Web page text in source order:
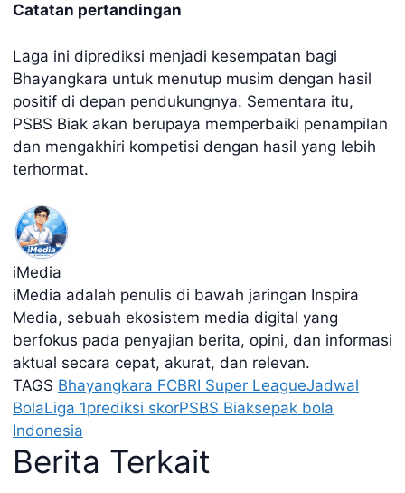
Catatan pertandingan
Laga ini diprediksi menjadi kesempatan bagi
Bhayangkara untuk menutup musim dengan hasil
positif di depan pendukungnya. Sementara itu,
PSBS Biak akan berupaya memperbaiki penampilan
dan mengakhiri kompetisi dengan hasil yang lebih
terhormat.
iMedia
iMedia adalah penulis di bawah jaringan Inspira
Media, sebuah ekosistem media digital yang
berfokus pada penyajian berita, opini, dan informasi
aktual secara cepat, akurat, dan relevan.
TAGS Bhayangkara FCBRI Super LeagueJadwal
BolaLiga 1prediksi skorPSBS Biaksepak bola
Indonesia
Berita Terkait